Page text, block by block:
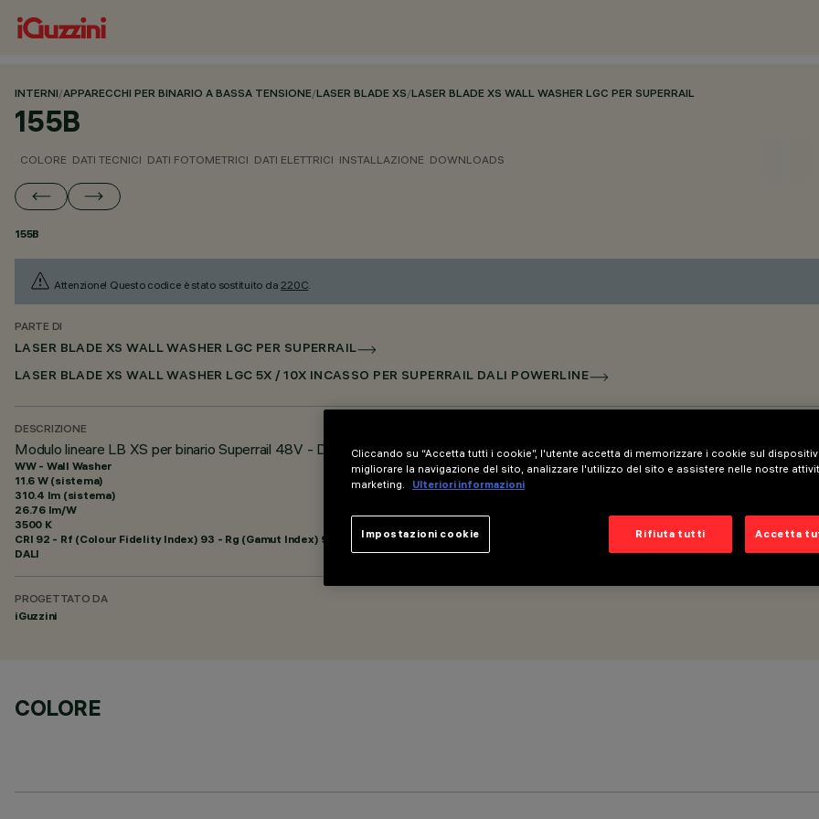
INTERNI/APPARECCHI PER BINARIO A BASSA TENSIONE/LASER BLADE XS/LASER BLADE XS WALL WASHER LGC PER SUPERRAIL
155B
COLORE DATI TECNICI DATI FOTOMETRICI DATI ELETTRICI INSTALLAZIONE DOWNLOADS
155B
Attenzione! Questo codice è stato sostituito da220C.
PARTE DI
LASER BLADE XS WALL WASHER LGC PER SUPERRAIL
LASER BLADE XS WALL WASHER LGC 5X / 10X INCASSO PER SUPERRAIL DALI POWERLINE
DESCRIZIONE
Modulo lineare LB XS per binario Superrail 48V - DALI Powerline - 5 celle Wall Washer LGC
WW - Wall Washer
11.6 W (sistema)
310.4 lm (sistema)
26.76 lm/W
3500 K
CRI 92 - Rf (Colour Fidelity Index) 93 - Rg (Gamut Index) 99
DALI
PROGETTATO DA
iGuzzini
COLORE
Cliccando su “Accetta tutti i cookie”, l'utente accetta di memorizzare i cookie sul
migliorare la navigazione del sito, analizzare l'utilizzo del sito e assistere nelle nostre
marketing.
Ulteriori informazioni
Rifiuta tutti Accetta
Impostazioni cookie